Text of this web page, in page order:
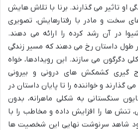
او تاثیر می گذارند. برنا با تلاش هایش
سخت و مادر با رفتارهایش، تصویری
در آن رشد کرده را ارائه می دهند.
طول داستان رخ می دهند که مسیر زندگی
دگرگون می سازند. این رویدادها، خواه
گیری کشمکش های درونی و بیرونی
و خواننده را تا پایان داستان در
سنگستانی به شکلی ماهرانه، بدون
تنش ها را افزایش داده و مخاطب را با
شاهد سرنوشت نهایی این شخصیت ها